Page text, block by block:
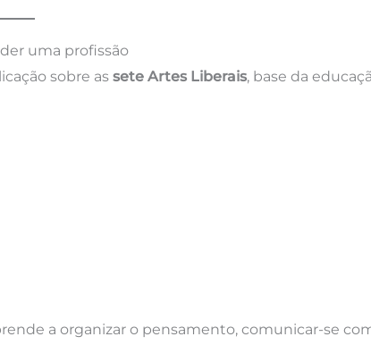
uma profissão
sobre as sete Artes Liberais, base da
a organizar o pensamento, comunicar-se